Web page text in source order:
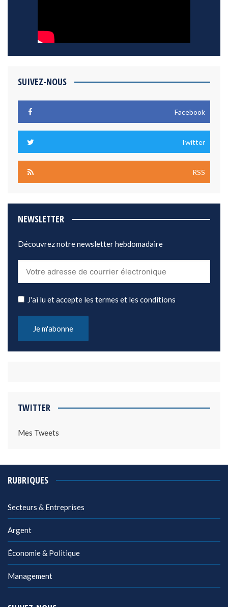
SUIVEZ-NOUS
Facebook
Twitter
RSS
NEWSLETTER
Découvrez notre newsletter hebdomadaire
J'ai lu et accepte les termes et les conditions
TWITTER
Mes Tweets
RUBRIQUES
Secteurs & Entreprises
Argent
Économie & Politique
Management